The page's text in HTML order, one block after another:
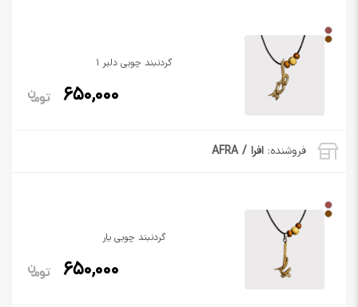
فروشنده: افرا / AFRA
گردنبند چوبی دلبر 1
650,000
گردنبند چوبی یار
650,000